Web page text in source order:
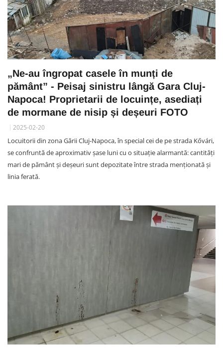
„Ne-au îngropat casele în munți de
pământ” - Peisaj sinistru lângă Gara Cluj-
Napoca! Proprietarii de locuințe, asediați
de mormane de nisip și deșeuri FOTO
2025-02-20
Locuitorii din zona Gării Cluj-Napoca, în special cei de pe strada Kővári,
se confruntă de aproximativ șase luni cu o situație alarmantă: cantități
mari de pământ și deșeuri sunt depozitate între strada menționată și
linia ferată.